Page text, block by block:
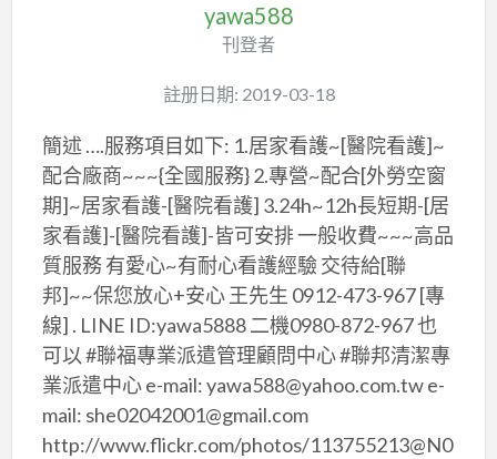
yawa588
刊登者
註册日期: 2019-03-18
簡述 ….服務項目如下: 1.居家看護~[醫院看護]~
配合廠商~~~{全國服務} 2.專營~配合[外勞空窗
期]~居家看護-[醫院看護] 3.24h~12h長短期-[居
家看護]-[醫院看護]-皆可安排 一般收費~~~高品
質服務 有愛心~有耐心看護經驗 交待給[聯
邦]~~保您放心+安心 王先生 0912-473-967 [專
線] . LINE ID:yawa5888 二機0980-872-967 也
可以 #聯福專業派遣管理顧問中心 #聯邦清潔專
業派遣中心 e-mail: yawa588@yahoo.com.tw e-
mail: she02042001@gmail.com
http://www.flickr.com/photos/113755213@N0